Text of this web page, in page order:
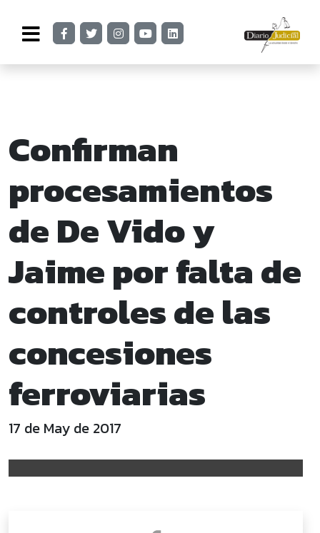
Confirman
procesamientos
de De Vido y
Jaime por falta de
controles de las
concesiones
ferroviarias
17 de May de 2017